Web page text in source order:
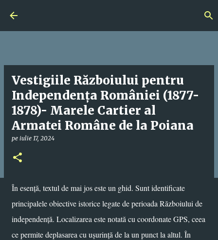
Vestigiile Războiului pentru
Independența României (1877-
1878)- Marele Cartier al
Armatei Române de la Poiana
pe iulie 17, 2024
În esență, textul de mai jos este un ghid. Sunt identificate
principalele obiective istorice legate de perioada Războiului de
independență. Localizarea este notată cu coordonate GPS, ceea
ce permite deplasarea cu ușurință de la un punct la altul. În